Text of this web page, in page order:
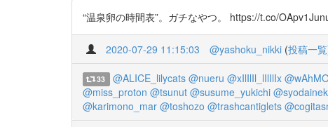
“温泉卵の時間表”。ガチなやつ。 https://t.co/
2020-07-29 11:15:03 @yashoku_nikki (投稿一覧
33 @ALICE_lilycats @nueru @xIlIlIl_lIlIlIx
@miss_proton @tsunut @susume_yukichi
@karimono_mar @toshozo @trashcantiglets